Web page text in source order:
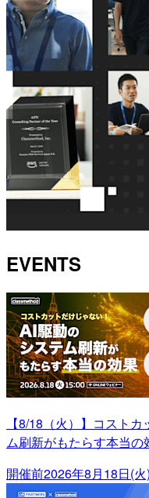
EVENTS
【8/18（火）】コスト
ム刷新がもたらす本当の
開催前2026年8月18日(